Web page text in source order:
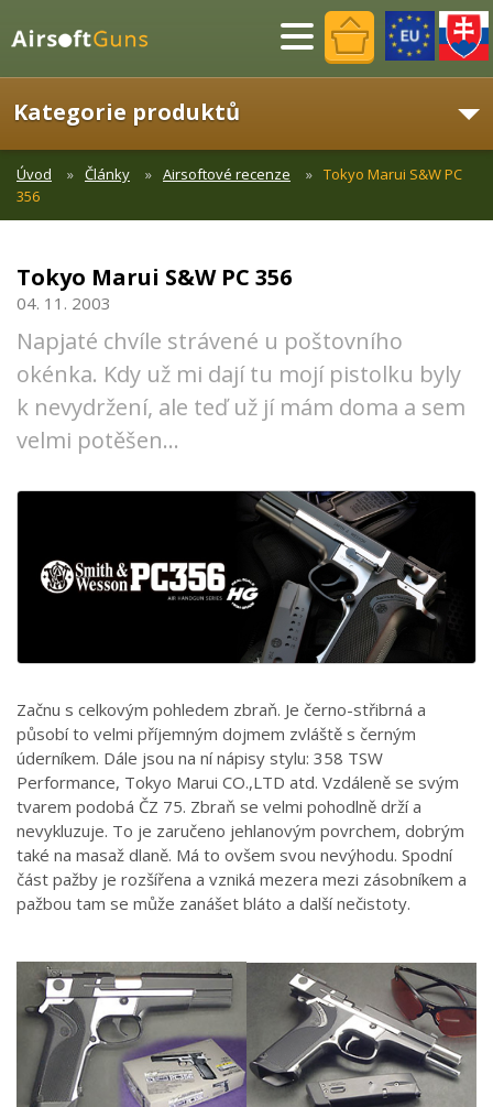
Menu
Kategorie produktů
Úvod Články Airsoftové recenze
Tokyo Marui S&W PC
356
Tokyo Marui S&W PC 356
04. 11. 2003
Napjaté chvíle strávené u poštovního
okénka. Kdy už mi dají tu mojí pistolku byly
k nevydržení, ale teď už jí mám doma a sem
velmi potěšen...
Začnu s celkovým pohledem zbraň. Je černo-střibrná a
působí to velmi příjemným dojmem zvláště s černým
úderníkem. Dále jsou na ní nápisy stylu: 358 TSW
Performance, Tokyo Marui CO.,LTD atd. Vzdáleně se svým
tvarem podobá ČZ 75. Zbraň se velmi pohodlně drží a
nevykluzuje. To je zaručeno jehlanovým povrchem, dobrým
také na masaž dlaně. Má to ovšem svou nevýhodu. Spodní
část pažby je rozšířena a vzniká mezera mezi zásobníkem a
pažbou tam se může zanášet bláto a další nečistoty.